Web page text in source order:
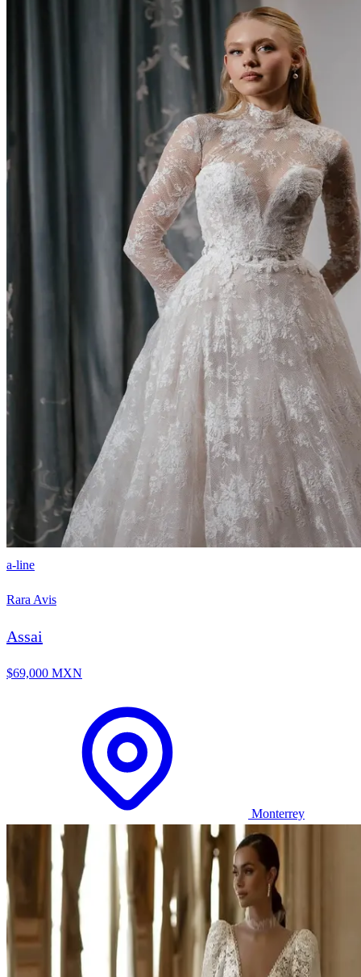
a-line
Rara Avis
Assai
$69,000 MXN
Monterrey